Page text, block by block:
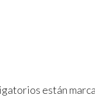
están